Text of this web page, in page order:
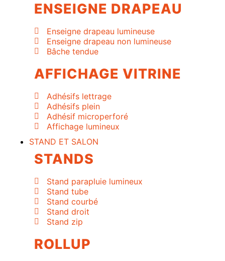
ENSEIGNE DRAPEAU
Enseigne drapeau lumineuse
Enseigne drapeau non lumineuse
Bâche tendue
AFFICHAGE VITRINE
Adhésifs lettrage
Adhésifs plein
Adhésif microperforé
Affichage lumineux
STAND ET SALON
STANDS
Stand parapluie lumineux
Stand tube
Stand courbé
Stand droit
Stand zip
ROLLUP